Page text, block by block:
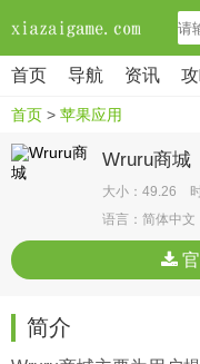
首页 导航 资讯
首页 > 苹果应用
Wruru商城
大小：49.26
语言：简体中
官
简介